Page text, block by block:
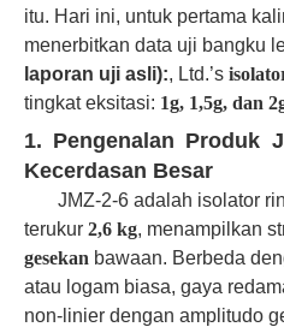
itu. Hari ini, untuk pertama
menerbitkan data uji bangku
laporan uji asli):, Ltd.’s
tingkat eksitasi: 1g, 1,5g, dan
1. Pengenalan Produk
Kecerdasan Besar
JMZ-2-6 adalah isolator
terukur 2,6 kg, menampilkan
gesekan bawaan. Berbeda
atau logam biasa, gaya
non-linier dengan amplitudo